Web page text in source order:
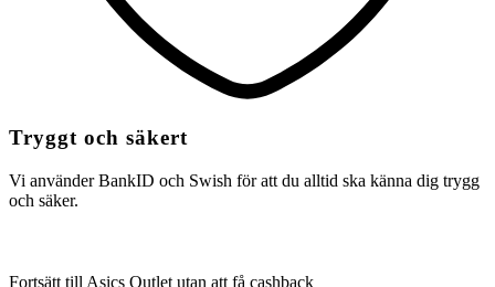
Tryggt och säkert
Vi använder BankID och Swish för att du alltid ska känna dig trygg
och säker.
Fortsätt till Asics Outlet utan att få cashback